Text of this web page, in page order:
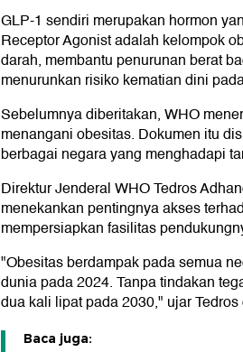
GLP-1 sendiri merupakan hormon
Receptor Agonist adalah kelompok
darah, membantu penurunan berat
menurunkan risiko kematian dini
Sebelumnya diberitakan, WHO
menangani obesitas. Dokumen itu
berbagai negara yang menghadapi
Direktur Jenderal WHO Tedros
menekankan pentingnya akses
mempersiapkan fasilitas
"Obesitas berdampak pada semua
dunia pada 2024. Tanpa tindakan
dua kali lipat pada 2030," ujar
Baca juga: